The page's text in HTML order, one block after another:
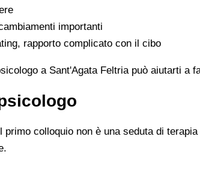
importanti
rapporto complicato con il cibo
a Sant'Agata Feltria può aiutarti a
colloquio non è una seduta di